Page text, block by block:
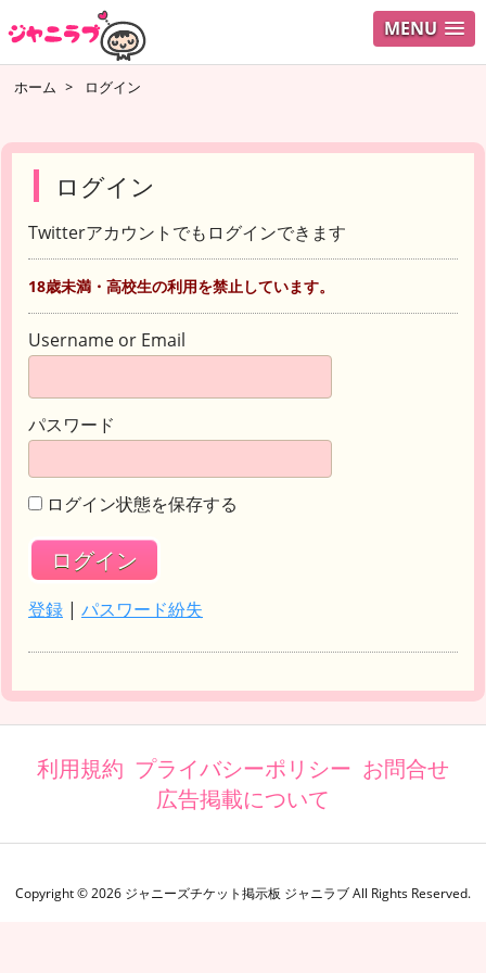
MENU
ホーム > ログイン
ログイン
Twitterアカウントでもログインできます
18歳未満・高校生の利用を禁止しています。
Username or Email
パスワード
ログイン状態を保存する
登録 | パスワード紛失
利用規約 プライバシーポリシー お問合せ
広告掲載について
Copyright ©2026 ジャニーズチケット掲示板 ジャニラブAll Rights Reserved.